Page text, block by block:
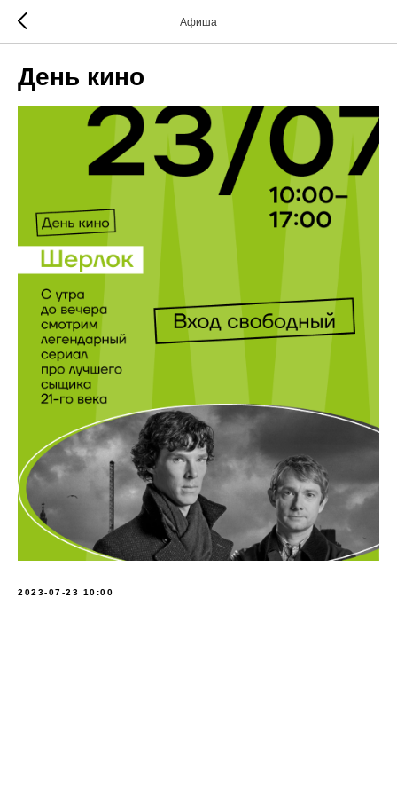
Афиша
День кино
2023-07-23 10:00